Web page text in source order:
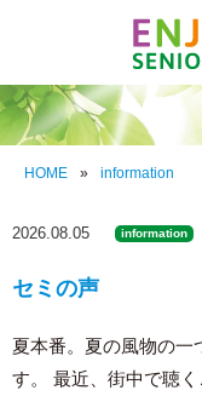
HOME » information
2026.08.05 information
セミの声
夏本番。夏の風物の一
す。 最近、街中で聴